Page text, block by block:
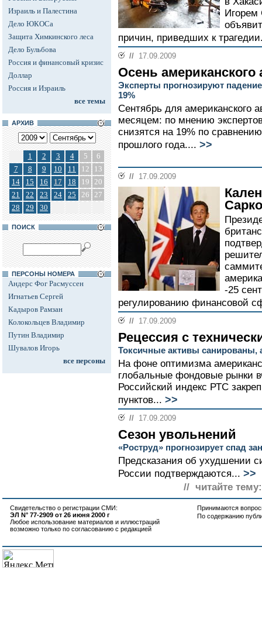
Израиль и Палестина
Дело ЮКОСа
Защита Химкинского леса
Дело Бульбова
Россия и финансовый кризис
Доллар
Россия и Израиль
все темы
АРХИВ
1 2 3 4 5
6
7
8 9 10 11 12
13
14
15 16 17 18 19 20
21
22 23 24 25 26 27
28
29 30
ПОИСК
ПЕРСОНЫ НОМЕРА
Андерс Фог Расмуссен
Игнатьев Сергей
Кадыров Рамзан
Колокольцев Владимир
Путин Владимир
Шувалов Игорь
все персоны
Игорем
причин, приведших к
// 17.09.2009
Осень американского
Эксперты прогнозируют
19%
Сентябрь для американского
месяцем: по мнению
снизятся на 19% по
прошлого года.... >>
// 17.09.2009
-25
регулированию финансовой
// 17.09.2009
Рецессия с
Токсичные активы санированы,
На фоне оптимизма
глобальные фондовые рынки
Российский индекс РТС
пунктов... >>
// 17.09.2009
Сезон увольнений
«Роструд» прогнозирует спад
Предсказания об ухудшении
России подтверждаются... >>
// читайте тему:
Свидетельство о регистрации СМИ:
ЭЛ N° 77-2909 от 26 июня 2000 г
Любое использование материалов и иллюстраций
возможно только по согласованию с редакцией
Принимаются
По содержанию